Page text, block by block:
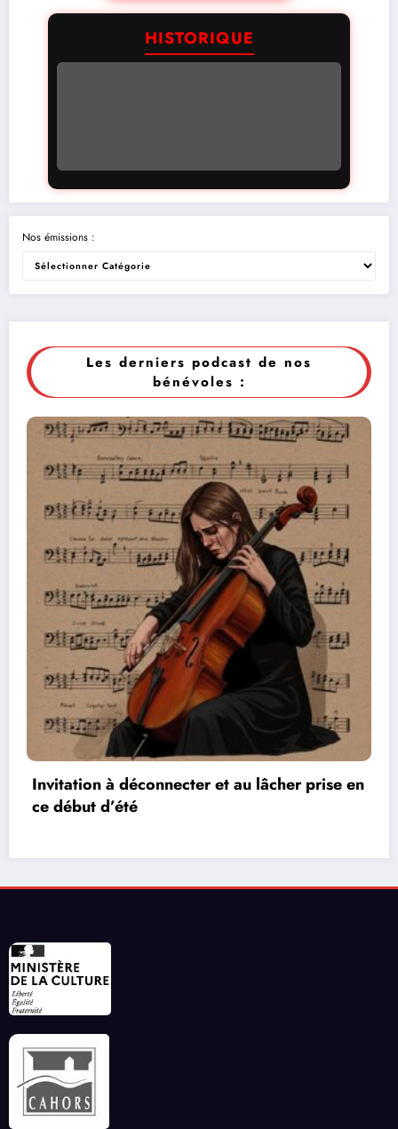
HISTORIQUE
Nos émissions :
Les derniers podcast de nos
bénévoles :
lâcher prise en
Les réseaux de